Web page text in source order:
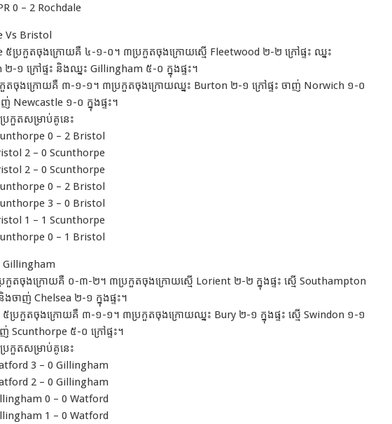
0 – 2 Rochdale
Vs Bristol
៥ប្រកួតចុងក្រោយគឺ ៤-១-០។ ៣ប្រកួតចុងក្រោយស្មើ Fleetwood ២-២ ក្រៅផ្ទះ ឈ្នះ
-១ ក្រៅផ្ទះ និងឈ្នះ Gillingham ៥-០ ក្នុងផ្ទះ។
តចុងក្រោយគឺ ៣-១-១។ ៣ប្រកួតចុងក្រោយឈ្នះ Burton ២-១ ក្រៅផ្ទះ ចាញ់ Norwich ១-០
ញ់ Newcastle ១-០ ក្នុងផ្ទះ។
ប្រកួតសម្រាប់គូនេះ
0 – 2 Bristol
2 – 0 Scunthorpe
2 – 0 Scunthorpe
0 – 2 Bristol
3 – 0 Bristol
1 – 1 Scunthorpe
0 – 1 Bristol
Gillingham
កួតចុងក្រោយគឺ ០-៣-២។ ៣ប្រកួតចុងក្រោយស្មើ Lorient ២-២ ក្នុងផ្ទះ ស្មើ Southampton
ងចាញ់ Chelsea ២-១ ក្នុងផ្ទះ។
ប្រកួតចុងក្រោយគឺ ៣-១-១។ ៣ប្រកួតចុងក្រោយឈ្នះ Bury ២-១ ក្នុងផ្ទះ ស្មើ Swindon ១-១
ញ់ Scunthorpe ៥-០ ក្រៅផ្ទះ។
ប្រកួតសម្រាប់គូនេះ
3 – 0 Gillingham
2 – 0 Gillingham
0 – 0 Watford
1 – 0 Watford